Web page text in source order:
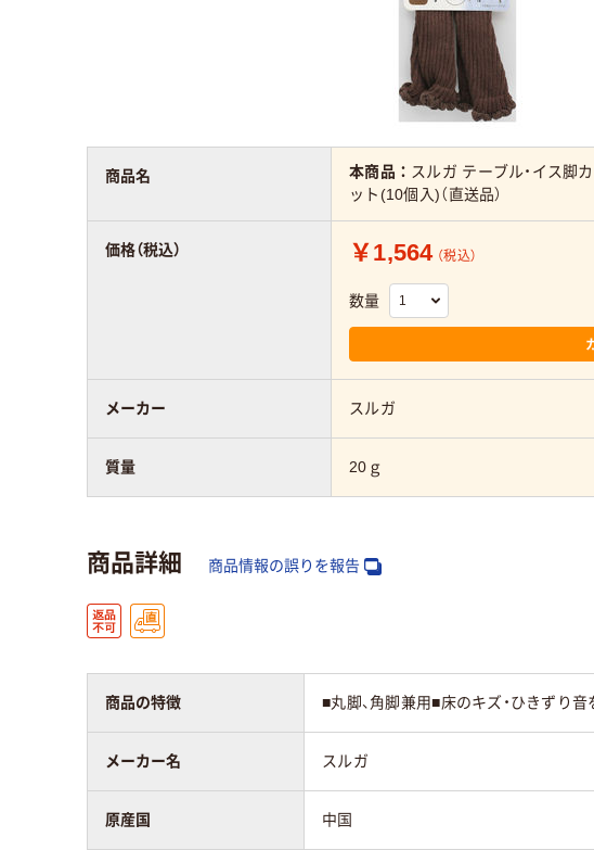
商品名 本商品： スルガ テーブル・イス脚
ット(10個入)（直送品）
価格（税込） ￥1,564 （税込）
数量
メーカー スルガ
質量 20ｇ
商品詳細 商品情報の誤りを報告
商品の特徴 ■丸脚、角脚兼用■床のキズ・ひきずり
メーカー名 スルガ
原産国 中国